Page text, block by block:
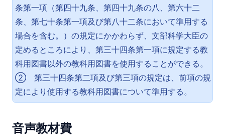
条第一項（第四十九条、第四十九条の八、第六十二
条、第七十条第一項及び第八十二条において準用する
場合を含む。）の規定にかかわらず、文部科学大臣の
定めるところにより、第三十四条第一項に規定する教
科用図書以外の教科用図書を使用することができる。
② 第三十四条第二項及び第三項の規定は、前項の規
定により使用する教科用図書について準用する。
音声教材費